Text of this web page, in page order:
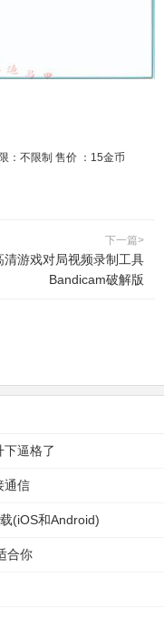
：不限制 售价 ：15金币
下一篇>
清游戏对局视频录制工具
Bandicam破解版
逼格了
通信
(iOS和Android)
合你